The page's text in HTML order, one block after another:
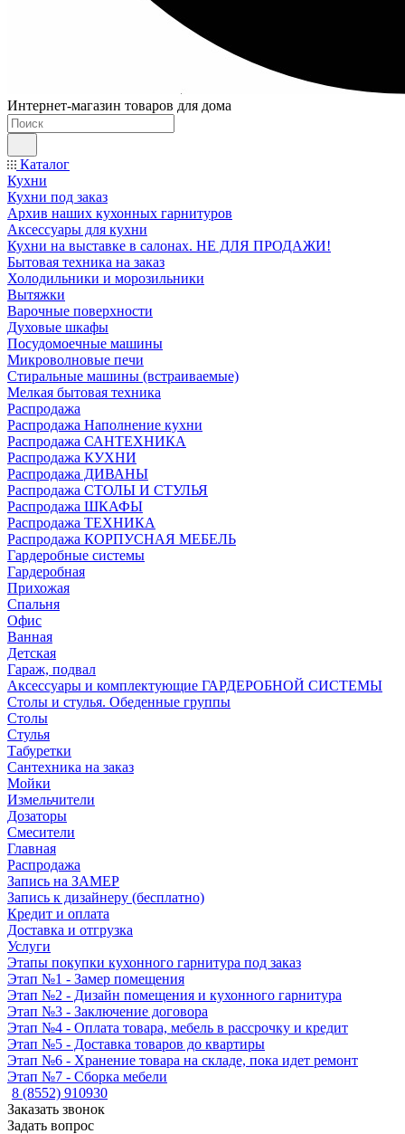
Интернет-магазин товаров для дома
Каталог
Кухни
Кухни под заказ
Архив наших кухонных гарнитуров
Аксессуары для кухни
Кухни на выставке в салонах. НЕ ДЛЯ ПРОДАЖИ!
Бытовая техника на заказ
Холодильники и морозильники
Вытяжки
Варочные поверхности
Духовые шкафы
Посудомоечные машины
Микроволновые печи
Стиральные машины (встраиваемые)
Мелкая бытовая техника
Распродажа
Распродажа Наполнение кухни
Распродажа САНТЕХНИКА
Распродажа КУХНИ
Распродажа ДИВАНЫ
Распродажа СТОЛЫ И СТУЛЬЯ
Распродажа ШКАФЫ
Распродажа ТЕХНИКА
Распродажа КОРПУСНАЯ МЕБЕЛЬ
Гардеробные системы
Гардеробная
Прихожая
Спальня
Офис
Ванная
Детская
Гараж, подвал
Аксессуары и комплектующие ГАРДЕРОБНОЙ СИСТЕМЫ
Столы и стулья. Обеденные группы
Столы
Стулья
Табуретки
Сантехника на заказ
Мойки
Измельчители
Дозаторы
Смесители
Главная
Распродажа
Запись на ЗАМЕР
Запись к дизайнеру (бесплатно)
Кредит и оплата
Доставка и отгрузка
Услуги
Этапы покупки кухонного гарнитура под заказ
Этап №1 - Замер помещения
Этап №2 - Дизайн помещения и кухонного гарнитура
Этап №3 - Заключение договора
Этап №4 - Оплата товара, мебель в рассрочку и кредит
Этап №5 - Доставка товаров до квартиры
Этап №6 - Хранение товара на складе, пока идет ремонт
Этап №7 - Сборка мебели
8 (8552) 910930
Заказать звонок
Задать вопрос